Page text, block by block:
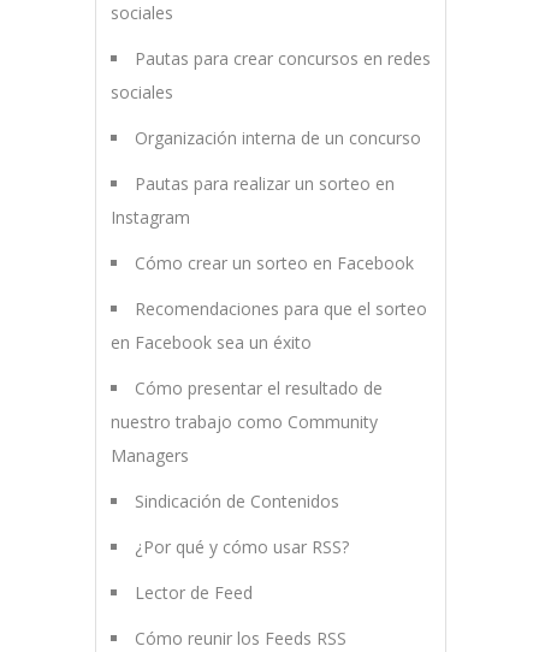
sociales
Pautas para crear concursos en redes
sociales
Organización interna de un concurso
Pautas para realizar un sorteo en
Instagram
Cómo crear un sorteo en Facebook
Recomendaciones para que el sorteo
en Facebook sea un éxito
Cómo presentar el resultado de
nuestro trabajo como Community
Managers
Sindicación de Contenidos
¿Por qué y cómo usar RSS?
Lector de Feed
Cómo reunir los Feeds RSS